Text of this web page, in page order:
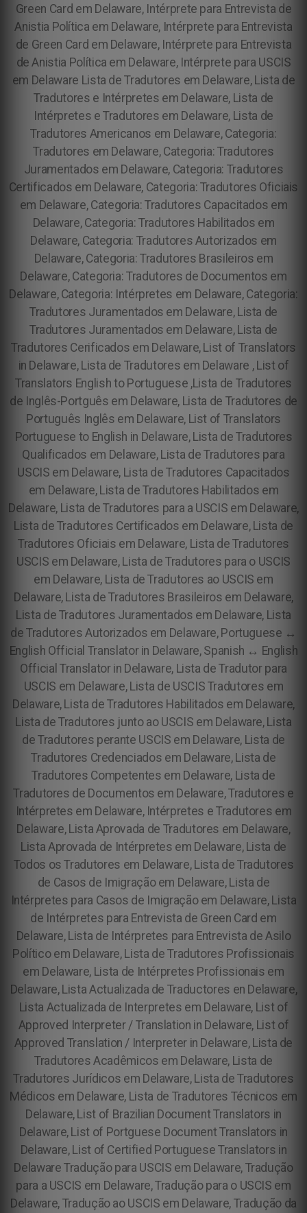
Green Card em Delaware, Intérprete para Entrevista de
Anistia Política em Delaware, Intérprete para Entrevista
de Green Card em Delaware, Intérprete para Entrevista
de Anistia Política em Delaware, Intérprete para USCIS
em Delaware Lista de Tradutores em Delaware, Lista de
Tradutores e Intérpretes em Delaware, Lista de
Intérpretes e Tradutores em Delaware, Lista de
Tradutores Americanos em Delaware, Categoria:
Tradutores em Delaware, Categoria: Tradutores
Juramentados em Delaware, Categoria: Tradutores
Certificados em Delaware, Categoria: Tradutores Oficiais
em Delaware, Categoria: Tradutores Capacitados em
Delaware, Categoria: Tradutores Habilitados em
Delaware, Categoria: Tradutores Autorizados em
Delaware, Categoria: Tradutores Brasileiros em
Delaware, Categoria: Tradutores de Documentos em
Delaware, Categoria: Intérpretes em Delaware, Categoria:
Tradutores Juramentados em Delaware, Lista de
Tradutores Juramentados em Delaware, Lista de
Tradutores Cerificados em Delaware, List of Translators
in Delaware, Lista de Tradutores em Delaware , List of
Translators English to Portuguese ,Lista de Tradutores
de Inglês-Portguês em Delaware, Lista de Tradutores de
Português Inglês em Delaware, List of Translators
Portuguese to English in Delaware, Lista de Tradutores
Qualificados em Delaware, Lista de Tradutores para
USCIS em Delaware, Lista de Tradutores Capacitados
em Delaware, Lista de Tradutores Habilitados em
Delaware, Lista de Tradutores para a USCIS em Delaware,
Lista de Tradutores Certificados em Delaware, Lista de
Tradutores Oficiais em Delaware, Lista de Tradutores
USCIS em Delaware, Lista de Tradutores para o USCIS
em Delaware, Lista de Tradutores ao USCIS em
Delaware, Lista de Tradutores Brasileiros em Delaware,
Lista de Tradutores Juramentados em Delaware, Lista
de Tradutores Autorizados em Delaware, Portuguese ↔
English Official Translator in Delaware, Spanish ↔ English
Official Translator in Delaware, Lista de Tradutor para
USCIS em Delaware, Lista de USCIS Tradutores em
Delaware, Lista de Tradutores Habilitados em Delaware,
Lista de Tradutores junto ao USCIS em Delaware, Lista
de Tradutores perante USCIS em Delaware, Lista de
Tradutores Credenciados em Delaware, Lista de
Tradutores Competentes em Delaware, Lista de
Tradutores de Documentos em Delaware, Tradutores e
Intérpretes em Delaware, Intérpretes e Tradutores em
Delaware, Lista Aprovada de Tradutores em Delaware,
Lista Aprovada de Intérpretes em Delaware, Lista de
Todos os Tradutores em Delaware, Lista de Tradutores
de Casos de Imigração em Delaware, Lista de
Intérpretes para Casos de Imigração em Delaware, Lista
de Intérpretes para Entrevista de Green Card em
Delaware, Lista de Intérpretes para Entrevista de Asilo
Político em Delaware, Lista de Tradutores Profissionais
em Delaware, Lista de Intérpretes Profissionais em
Delaware, Lista Actualizada de Traductores en Delaware,
Lista Actualizada de Interpretes em Delaware, List of
Approved Interpreter / Translation in Delaware, List of
Approved Translation / Interpreter in Delaware, Lista de
Tradutores Acadêmicos em Delaware, Lista de
Tradutores Jurídicos em Delaware, Lista de Tradutores
Médicos em Delaware, Lista de Tradutores Técnicos em
Delaware, List of Brazilian Document Translators in
Delaware, List of Portguese Document Translators in
Delaware, List of Certified Portuguese Translators in
Delaware Tradução para USCIS em Delaware, Tradução
para a USCIS em Delaware, Tradução para o USCIS em
Delaware, Tradução ao USCIS em Delaware, Tradução da